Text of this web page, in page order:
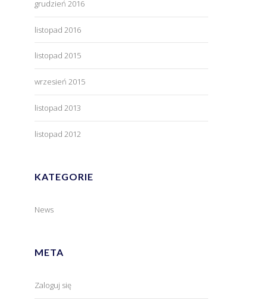
grudzień 2016
listopad 2016
listopad 2015
wrzesień 2015
listopad 2013
listopad 2012
KATEGORIE
News
META
Zaloguj się